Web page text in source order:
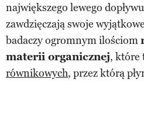
największego lewego
zawdzięczają swoje
badaczy ogromnym ilościom
materii organicznej, które
równikowych, przez którą